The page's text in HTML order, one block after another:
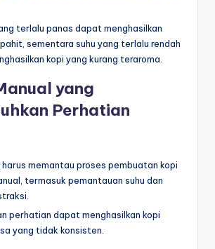
terlalu panas dapat menghasilkan
sementara suhu yang terlalu rendah
kopi yang kurang teraroma.
yang
Perhatian
harus memantau proses pembuatan kopi
termasuk pemantauan suhu dan
perhatian dapat menghasilkan kopi
yang tidak konsisten.